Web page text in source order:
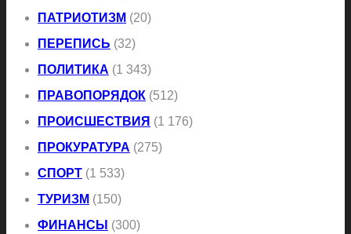
ПАТРИОТИЗМ (20)
ПЕРЕПИСЬ (32)
ПОЛИТИКА (1 343)
ПРАВОПОРЯДОК (512)
ПРОИСШЕСТВИЯ (1 176)
ПРОКУРАТУРА (275)
СПОРТ (1 533)
ТУРИЗМ (150)
ФИНАНСЫ (300)